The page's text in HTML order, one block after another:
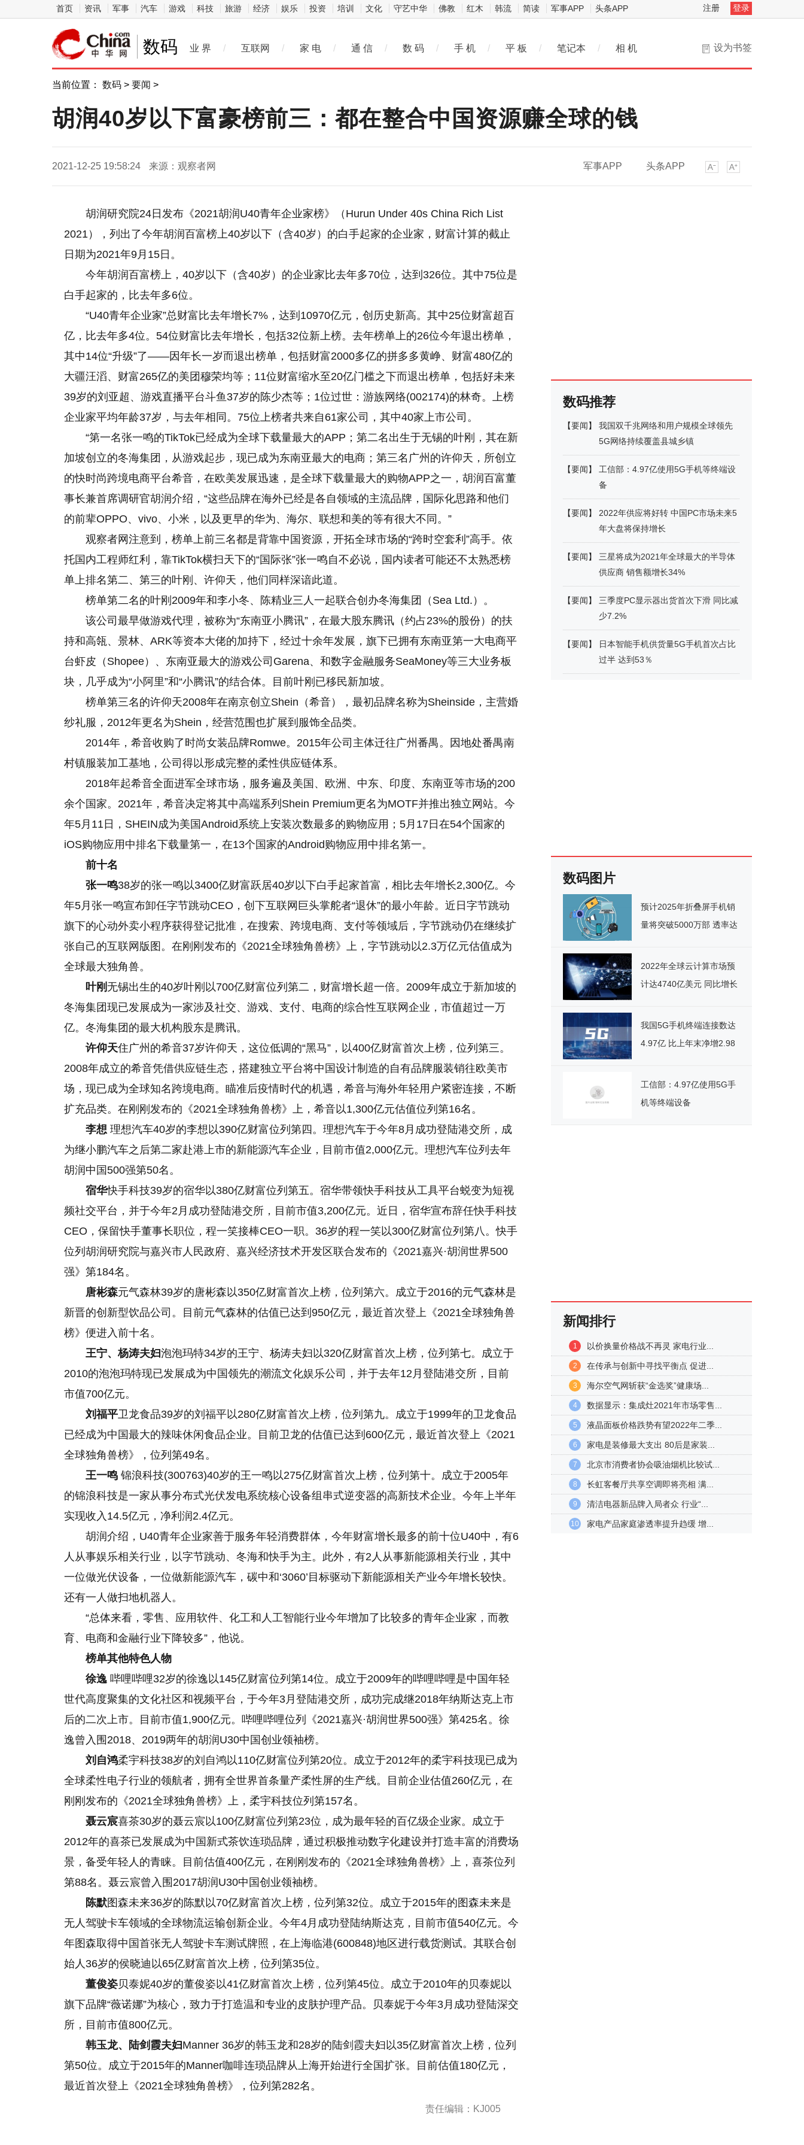
首页 资讯 军事 汽车 游戏 科技 旅游 经济 娱乐 投资 培训 文化 守艺中华 佛教 红木 韩流 简读 军事APP 头条APP 注册 登录
数码 设为书签
业 界 / 互联网 / 家 电 / 通 信 / 数 码 / 手 机 / 平 板 / 笔记本 / 相 机
当前位置： 数码 > 要闻 >
胡润40岁以下富豪榜前三：都在整合中国资源赚全球的钱
2021-12-25 19:58:24 来源：观察者网 军事APP 头条APP
胡润研究院24日发布《2021胡润U40青年企业家榜》（Hurun Under 40s China Rich List
2021），列出了今年胡润百富榜上40岁以下（含40岁）的白手起家的企业家，财富计算的截止
日期为2021年9月15日。
今年胡润百富榜上，40岁以下（含40岁）的企业家比去年多70位，达到326位。其中75位是
白手起家的，比去年多6位。
“U40青年企业家”总财富比去年增长7%，达到10970亿元，创历史新高。其中25位财富超百
亿，比去年多4位。54位财富比去年增长，包括32位新上榜。去年榜单上的26位今年退出榜单，
其中14位“升级”了——因年长一岁而退出榜单，包括财富2000多亿的拼多多黄峥、财富480亿的
大疆汪滔、财富265亿的美团穆荣均等；11位财富缩水至20亿门槛之下而退出榜单，包括好未来
39岁的刘亚超、游戏直播平台斗鱼37岁的陈少杰等；1位过世：游族网络(002174)的林奇。上榜
企业家平均年龄37岁，与去年相同。75位上榜者共来自61家公司，其中40家上市公司。
“第一名张一鸣的TikTok已经成为全球下载量最大的APP；第二名出生于无锡的叶刚，其在新
加坡创立的冬海集团，从游戏起步，现已成为东南亚最大的电商；第三名广州的许仰天，所创立
的快时尚跨境电商平台希音，在欧美发展迅速，是全球下载量最大的购物APP之一，胡润百富董
事长兼首席调研官胡润介绍，“这些品牌在海外已经是各自领域的主流品牌，国际化思路和他们
的前辈OPPO、vivo、小米，以及更早的华为、海尔、联想和美的等有很大不同。”
观察者网注意到，榜单上前三名都是背靠中国资源，开拓全球市场的“跨时空套利”高手。依
托国内工程师红利，靠TikTok横扫天下的“国际张”张一鸣自不必说，国内读者可能还不太熟悉榜
单上排名第二、第三的叶刚、许仰天，他们同样深谙此道。
榜单第二名的叶刚2009年和李小冬、陈精业三人一起联合创办冬海集团（Sea Ltd.）。
该公司最早做游戏代理，被称为“东南亚小腾讯”，在最大股东腾讯（约占23%的股份）的扶
持和高瓴、景林、ARK等资本大佬的加持下，经过十余年发展，旗下已拥有东南亚第一大电商平
台虾皮（Shopee）、东南亚最大的游戏公司Garena、和数字金融服务SeaMoney等三大业务板
块，几乎成为“小阿里”和“小腾讯”的结合体。目前叶刚已移民新加坡。
榜单第三名的许仰天2008年在南京创立Shein（希音），最初品牌名称为Sheinside，主营婚
纱礼服，2012年更名为Shein，经营范围也扩展到服饰全品类。
2014年，希音收购了时尚女装品牌Romwe。2015年公司主体迁往广州番禺。因地处番禺南
村镇服装加工基地，公司得以形成完整的柔性供应链体系。
2018年起希音全面进军全球市场，服务遍及美国、欧洲、中东、印度、东南亚等市场的200
余个国家。2021年，希音决定将其中高端系列Shein Premium更名为MOTF并推出独立网站。今
年5月11日，SHEIN成为美国Android系统上安装次数最多的购物应用；5月17日在54个国家的
iOS购物应用中排名下载量第一，在13个国家的Android购物应用中排名第一。
前十名
张一鸣38岁的张一鸣以3400亿财富跃居40岁以下白手起家首富，相比去年增长2,300亿。今
年5月张一鸣宣布卸任字节跳动CEO，创下互联网巨头掌舵者“退休”的最小年龄。近日字节跳动
旗下的心动外卖小程序获得登记批准，在搜索、跨境电商、支付等领域后，字节跳动仍在继续扩
张自己的互联网版图。在刚刚发布的《2021全球独角兽榜》上，字节跳动以2.3万亿元估值成为
全球最大独角兽。
叶刚 无锡出生的40岁叶刚以700亿财富位列第二，财富增长超一倍。2009年成立于新加坡的
冬海集团现已发展成为一家涉及社交、游戏、支付、电商的综合性互联网企业，市值超过一万
亿。冬海集团的最大机构股东是腾讯。
许仰天住广州的希音37岁许仰天，这位低调的“黑马”，以400亿财富首次上榜，位列第三。
2008年成立的希音凭借供应链生态，搭建独立平台将中国设计制造的自有品牌服装销往欧美市
场，现已成为全球知名跨境电商。瞄准后疫情时代的机遇，希音与海外年轻用户紧密连接，不断
扩充品类。在刚刚发布的《2021全球独角兽榜》上，希音以1,300亿元估值位列第16名。
李想 理想汽车40岁的李想以390亿财富位列第四。理想汽车于今年8月成功登陆港交所，成
为继小鹏汽车之后第二家赴港上市的新能源汽车企业，目前市值2,000亿元。理想汽车位列去年
胡润中国500强第50名。
宿华快手科技39岁的宿华以380亿财富位列第五。宿华带领快手科技从工具平台蜕变为短视
频社交平台，并于今年2月成功登陆港交所，目前市值3,200亿元。近日，宿华宣布辞任快手科技
CEO，保留快手董事长职位，程一笑接棒CEO一职。36岁的程一笑以300亿财富位列第八。快手
位列胡润研究院与嘉兴市人民政府、嘉兴经济技术开发区联合发布的《2021嘉兴·胡润世界500
强》第184名。
唐彬森元气森林39岁的唐彬森以350亿财富首次上榜，位列第六。成立于2016的元气森林是
新晋的创新型饮品公司。目前元气森林的估值已达到950亿元，最近首次登上《2021全球独角兽
榜》便进入前十名。
王宁、杨涛夫妇泡泡玛特34岁的王宁、杨涛夫妇以320亿财富首次上榜，位列第七。成立于
2010的泡泡玛特现已发展成为中国领先的潮流文化娱乐公司，并于去年12月登陆港交所，目前
市值700亿元。
刘福平卫龙食品39岁的刘福平以280亿财富首次上榜，位列第九。成立于1999年的卫龙食品
已经成为中国最大的辣味休闲食品企业。目前卫龙的估值已达到600亿元，最近首次登上《2021
全球独角兽榜》，位列第49名。
王一鸣 锦浪科技(300763)40岁的王一鸣以275亿财富首次上榜，位列第十。成立于2005年
的锦浪科技是一家从事分布式光伏发电系统核心设备组串式逆变器的高新技术企业。今年上半年
实现收入14.5亿元，净利润2.4亿元。
胡润介绍，U40青年企业家善于服务年轻消费群体，今年财富增长最多的前十位U40中，有6
人从事娱乐相关行业，以字节跳动、冬海和快手为主。此外，有2人从事新能源相关行业，其中
一位做光伏设备，一位做新能源汽车，碳中和‘3060’目标驱动下新能源相关产业今年增长较快。
还有一人做扫地机器人。
“总体来看，零售、应用软件、化工和人工智能行业今年增加了比较多的青年企业家，而教
育、电商和金融行业下降较多”，他说。
榜单其他特色人物
徐逸 哔哩哔哩32岁的徐逸以145亿财富位列第14位。成立于2009年的哔哩哔哩是中国年轻
世代高度聚集的文化社区和视频平台，于今年3月登陆港交所，成功完成继2018年纳斯达克上市
后的二次上市。目前市值1,900亿元。哔哩哔哩位列《2021嘉兴·胡润世界500强》第425名。徐
逸曾入围2018、2019两年的胡润U30中国创业领袖榜。
刘自鸿柔宇科技38岁的刘自鸿以110亿财富位列第20位。成立于2012年的柔宇科技现已成为
全球柔性电子行业的领航者，拥有全世界首条量产柔性屏的生产线。目前企业估值260亿元，在
刚刚发布的《2021全球独角兽榜》上，柔宇科技位列第157名。
聂云宸喜茶30岁的聂云宸以100亿财富位列第23位，成为最年轻的百亿级企业家。成立于
2012年的喜茶已发展成为中国新式茶饮连琐品牌，通过积极推动数字化建设并打造丰富的消费场
景，备受年轻人的青睐。目前估值400亿元，在刚刚发布的《2021全球独角兽榜》上，喜茶位列
第88名。聂云宸曾入围2017胡润U30中国创业领袖榜。
陈默图森未来36岁的陈默以70亿财富首次上榜，位列第32位。成立于2015年的图森未来是
无人驾驶卡车领域的全球物流运输创新企业。今年4月成功登陆纳斯达克，目前市值540亿元。今
年图森取得中国首张无人驾驶卡车测试牌照，在上海临港(600848)地区进行载货测试。其联合创
始人36岁的侯晓迪以65亿财富首次上榜，位列第35位。
董俊姿贝泰妮40岁的董俊姿以41亿财富首次上榜，位列第45位。成立于2010年的贝泰妮以
旗下品牌“薇诺娜”为核心，致力于打造温和专业的皮肤护理产品。贝泰妮于今年3月成功登陆深交
所，目前市值800亿元。
韩玉龙、陆剑霞夫妇Manner 36岁的韩玉龙和28岁的陆剑霞夫妇以35亿财富首次上榜，位列
第50位。成立于2015年的Manner咖啡连琐品牌从上海开始进行全国扩张。目前估值180亿元，
最近首次登上《2021全球独角兽榜》，位列第282名。
责任编辑：KJ005
数码推荐
【要闻】
我国双千兆网络和用户规模全球领先
5G网络持续覆盖县城乡镇
【要闻】
工信部：4.97亿使用5G手机等终端设
备
【要闻】
2022年供应将好转 中国PC市场未来5
年大盘将保持增长
【要闻】
三星将成为2021年全球最大的半导体
供应商 销售额增长34%
【要闻】
三季度PC显示器出货首次下滑 同比减
少7.2%
【要闻】
日本智能手机供货量5G手机首次占比
过半 达到53％
数码图片
预计2025年折叠屏手机销
量将突破5000万部 透率达
2022年全球云计算市场预
计达4740亿美元 同比增长
我国5G手机终端连接数达
4.97亿 比上年末净增2.98
工信部：4.97亿使用5G手
机等终端设备
新闻排行
1 以价换量价格战不再灵 家电行业...
2 在传承与创新中寻找平衡点 促进...
3 海尔空气网斩获“金选奖”健康场...
4 数据显示：集成灶2021年市场零售...
5 液晶面板价格跌势有望2022年二季...
6 家电是装修最大支出 80后是家装...
7 北京市消费者协会吸油烟机比较试...
8 长虹客餐厅共享空调即将亮相 满...
9 清洁电器新品牌入局者众 行业“...
10 家电产品家庭渗透率提升趋缓 增...